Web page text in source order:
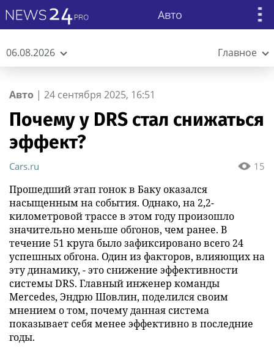
Авто
06.08.2026 Главное
Авто | 24 сентября 2025, 16:51
Почему у DRS стал снижаться
эффект?
15
Cars.ru
Прошедший этап гонок в Баку оказался
насыщенным на события. Однако, на 2,2-
километровой трассе в этом году произошло
значительно меньше обгонов, чем ранее. В
течение 51 круга было зафиксировано всего 24
успешных обгона. Один из факторов, влияющих на
эту динамику, - это снижение эффективности
системы DRS. Главный инженер команды
Mercedes, Эндрю Шовлин, поделился своим
мнением о том, почему данная система
показывает себя менее эффективно в последние
годы.